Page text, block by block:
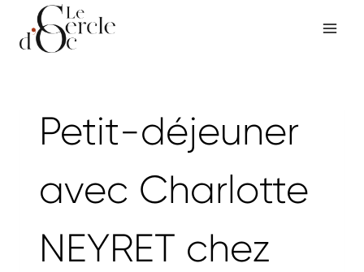
contenu
Petit-déjeuner
avec Charlotte
NEYRET chez